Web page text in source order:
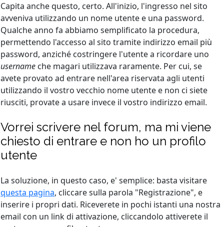
Capita anche questo, certo. All'inizio, l'ingresso nel sito
avveniva utilizzando un nome utente e una password.
Qualche anno fa abbiamo semplificato la procedura,
permettendo l'accesso al sito tramite indirizzo email più
password, anziché costringere l'utente a ricordare uno
username che magari utilizzava raramente. Per cui, se
avete provato ad entrare nell'area riservata agli utenti
utilizzando il vostro vecchio nome utente e non ci siete
riusciti, provate a usare invece il vostro indirizzo email.
Vorrei scrivere nel forum, ma mi viene
chiesto di entrare e non ho un profilo
utente
La soluzione, in questo caso, e' semplice: basta visitare
questa pagina, cliccare sulla parola "Registrazione", e
inserire i propri dati. Riceverete in pochi istanti una nostra
email con un link di attivazione, cliccandolo attiverete il